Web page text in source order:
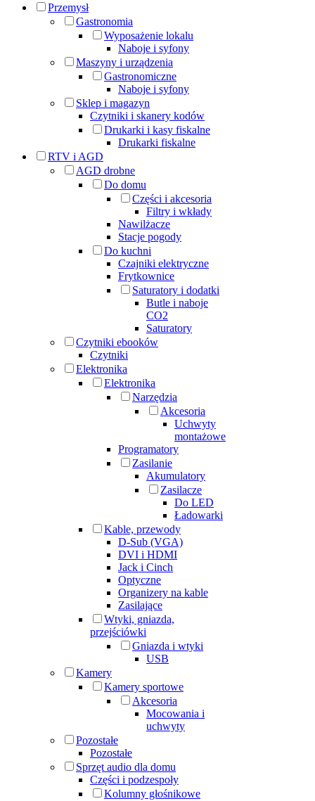
Przemysł
Gastronomia
Wyposażenie lokalu
Naboje i syfony
Maszyny i urządzenia
Gastronomiczne
Naboje i syfony
Sklep i magazyn
Czytniki i skanery kodów
Drukarki i kasy fiskalne
Drukarki fiskalne
RTV i AGD
AGD drobne
Do domu
Części i akcesoria
Filtry i wkłady
Nawilżacze
Stacje pogody
Do kuchni
Czajniki elektryczne
Frytkownice
Saturatory i dodatki
Butle i naboje
CO2
Saturatory
Czytniki ebooków
Czytniki
Elektronika
Elektronika
Narzędzia
Akcesoria
Uchwyty
montażowe
Programatory
Zasilanie
Akumulatory
Zasilacze
Do LED
Ładowarki
Kable, przewody
D-Sub (VGA)
DVI i HDMI
Jack i Cinch
Optyczne
Organizery na kable
Zasilające
Wtyki, gniazda,
przejściówki
Gniazda i wtyki
USB
Kamery
Kamery sportowe
Akcesoria
Mocowania i
uchwyty
Pozostałe
Pozostałe
Sprzęt audio dla domu
Części i podzespoły
Kolumny głośnikowe